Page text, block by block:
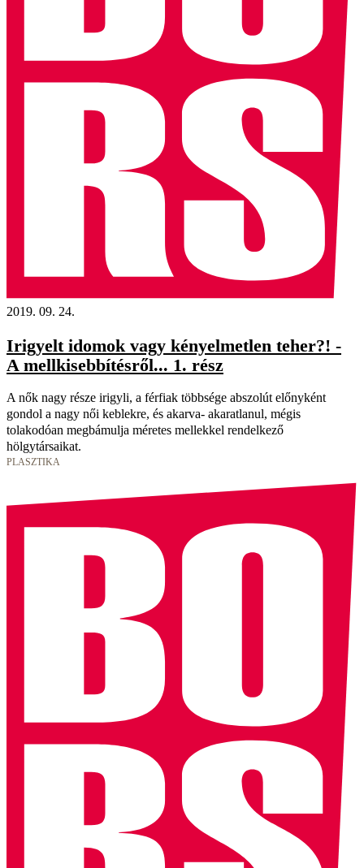
2019. 09. 24.
Irigyelt idomok vagy kényelmetlen teher?! -
A mellkisebbítésről... 1. rész
A nők nagy része irigyli, a férfiak többsége abszolút előnyként
gondol a nagy női keblekre, és akarva- akaratlanul, mégis
tolakodóan megbámulja méretes mellekkel rendelkező
hölgytársaikat.
PLASZTIKA